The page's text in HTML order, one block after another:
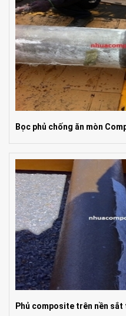
Bọc phủ chống ăn mòn
Phủ composite trên nền sắt